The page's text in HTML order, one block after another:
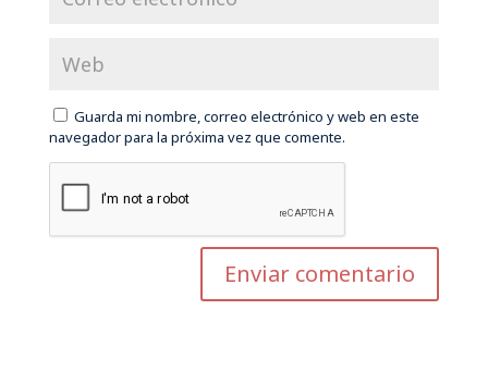
Guarda mi nombre, correo electrónico y web en este
navegador para la próxima vez que comente.